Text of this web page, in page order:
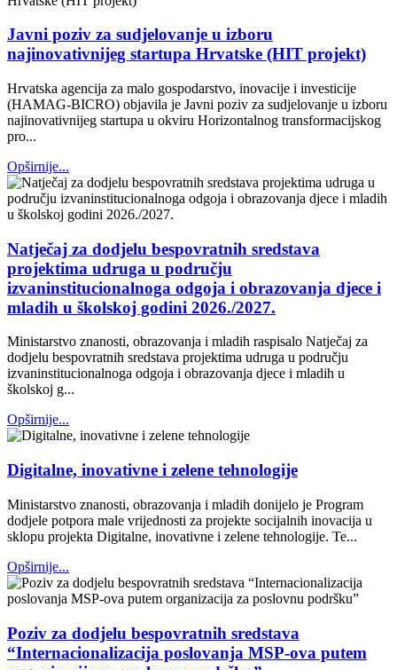
Javni poziv za sudjelovanje u izboru
najinovativnijeg startupa Hrvatske (HIT projekt)
Hrvatska agencija za malo gospodarstvo, inovacije i investicije
(HAMAG-BICRO) objavila je Javni poziv za sudjelovanje u izboru
najinovativnijeg startupa u okviru Horizontalnog transformacijskog
pro...
Opširnije...
Natječaj za dodjelu bespovratnih sredstava
projektima udruga u području
izvaninstitucionalnoga odgoja i obrazovanja djece i
mladih u školskoj godini 2026./2027.
Ministarstvo znanosti, obrazovanja i mladih raspisalo Natječaj za
dodjelu bespovratnih sredstava projektima udruga u području
izvaninstitucionalnoga odgoja i obrazovanja djece i mladih u
školskoj g...
Opširnije...
Digitalne, inovativne i zelene tehnologije
Ministarstvo znanosti, obrazovanja i mladih donijelo je Program
dodjele potpora male vrijednosti za projekte socijalnih inovacija u
sklopu projekta Digitalne, inovativne i zelene tehnologije. Te...
Opširnije...
Poziv za dodjelu bespovratnih sredstava
“Internacionalizacija poslovanja MSP-ova putem